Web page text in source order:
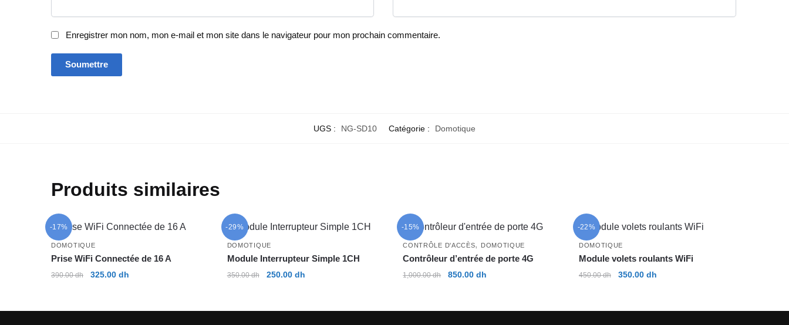
Enregistrer mon nom, mon e-mail et mon site dans le navigateur pour mon prochain commentaire.
UGS : NG-SD10 Catégorie : Domotique
Produits similaires
-17%
DOMOTIQUE
Prise WiFi Connectée de 16 A
390.00dh
Le
était :
325.00dh
est :
-29%
DOMOTIQUE
Module Interrupteur Simple 1CH
350.00dh
Le
était :
250.00 dhLe
est :
-15%
CONTRÔLE D'ACCÈS, DOMOTIQUE
Contrôleur d’entrée de porte 4G
1,000.00dh
Le
était :
850.00dh
est :
-22%
DOMOTIQUE
Module volets roulants WiFi
450.00dh
Le
était :
350.00 dhLe
est :